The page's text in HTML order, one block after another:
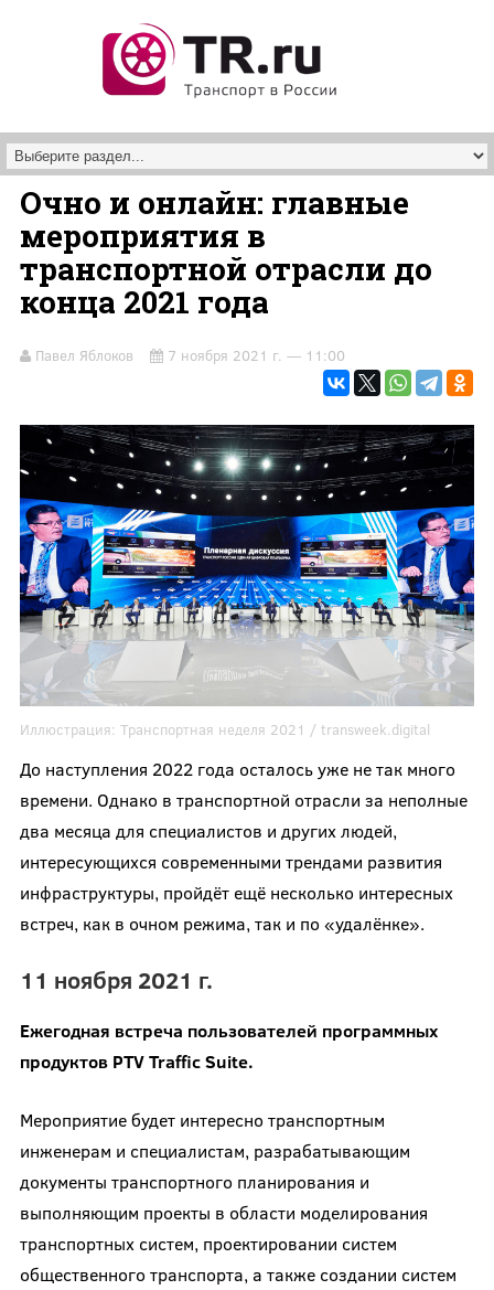
Очно и онлайн: главные
мероприятия в
транспортной отрасли до
конца 2021 года
Павел Яблоков 7 ноября 2021 г. — 11:00
Иллюстрация: Транспортная неделя 2021 / transweek.digital
До наступления 2022 года осталось уже не так много
времени. Однако в транспортной отрасли за неполные
два месяца для специалистов и других людей,
интересующихся современными трендами развития
инфраструктуры, пройдёт ещё несколько интересных
встреч, как в очном режима, так и по «удалёнке».
11 ноября 2021 г.
Ежегодная встреча пользователей программных
продуктов PTV Traffic Suite.
Мероприятие будет интересно транспортным
инженерам и специалистам, разрабатывающим
документы транспортного планирования и
выполняющим проекты в области моделирования
транспортных систем, проектировании систем
общественного транспорта, а также создании систем